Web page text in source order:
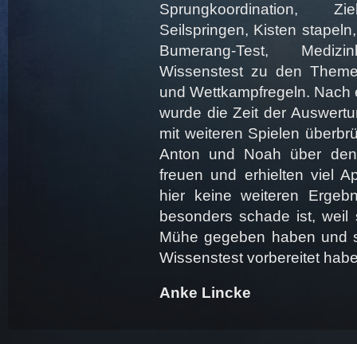
Sprungkoordination,
Seilspringen, Kisten
Bumerang-Test,
Wissenstest zu den
und Wettkampfregeln.
wurde die Zeit der
mit weiteren Spielen
Anton und Noah über
freuen und erhielten viel
hier keine weiteren
besonders schade ist,
Mühe gegeben haben und
Wissenstest vorbereitet
Anke Lincke